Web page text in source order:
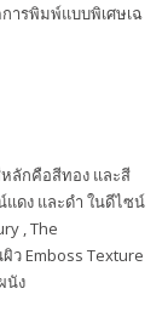
ารพิมพ์แบบพิเศษเฉ
ลักคือสีทอง และสี
แดง และดำ ในดีไซน์
, The
ว Emboss Texture
นัง